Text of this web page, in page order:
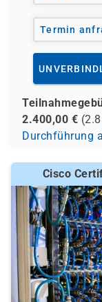
Termin
2.400,00 € (
Durchführung
Cisco